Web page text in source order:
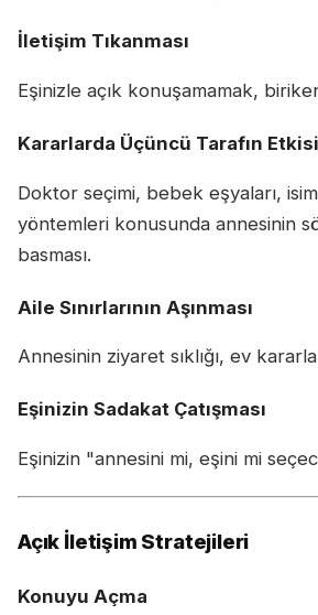
İletişim Tıkanması
Eşinizle açık konuşamamak,
Kararlarda Üçüncü Tarafın Etkisi
Doktor seçimi, bebek eşyaları,
yöntemleri konusunda annesinin
basması.
Aile Sınırlarının Aşınması
Annesinin ziyaret sıklığı, ev
Eşinizin Sadakat Çatışması
Eşinizin "annesini mi, eşini mi
Açık İletişim Stratejileri
Konuyu Açma